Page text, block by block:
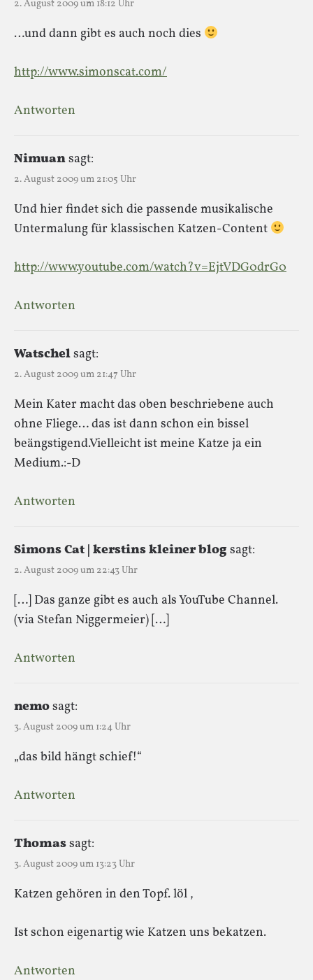
2. August 2009 um 18:12 Uhr
…und dann gibt es auch noch dies
http://www.simonscat.com/
Antworten
Nimuansagt:
2. August 2009 um 21:05 Uhr
Und hier findet sich die passende musikalische
Untermalung für klassischen Katzen-Content
http://www.youtube.com/watch?v=EjtVDG0drG0
Antworten
Watschelsagt:
2. August 2009 um 21:47 Uhr
Mein Kater macht das oben beschriebene auch
ohne Fliege… das ist dann schon ein bissel
beängstigend.Vielleicht ist meine Katze ja ein
Medium.:-D
Antworten
Simons Cat | kerstins kleiner blogsagt:
2. August 2009 um 22:43 Uhr
[…] Das ganze gibt es auch als YouTube Channel.
(via Stefan Niggermeier) […]
Antworten
nemosagt:
3. August 2009 um 1:24 Uhr
„das bild hängt schief!“
Antworten
Thomassagt:
3. August 2009 um 13:23 Uhr
Katzen gehören in den Topf. löl ,
Ist schon eigenartig wie Katzen uns bekatzen.
Antworten